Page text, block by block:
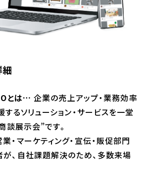
とは… 企業の売上アップ・業務効率
るソリューション・サービスを一堂
展示会”です。
・マーケティング・宣伝・販促部門
、自社課題解決のため、多数来場